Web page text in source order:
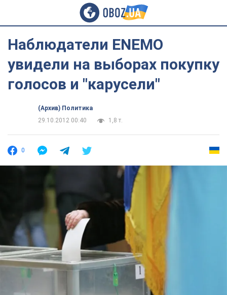
Наблюдатели ENEMO
увидели на выборах покупку
голосов и "карусели"
(Архив) Политика
29.10.2012 00:40
1,8 т.
0